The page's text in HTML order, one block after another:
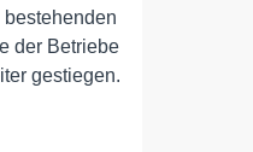
der Betriebe
gestiegen.